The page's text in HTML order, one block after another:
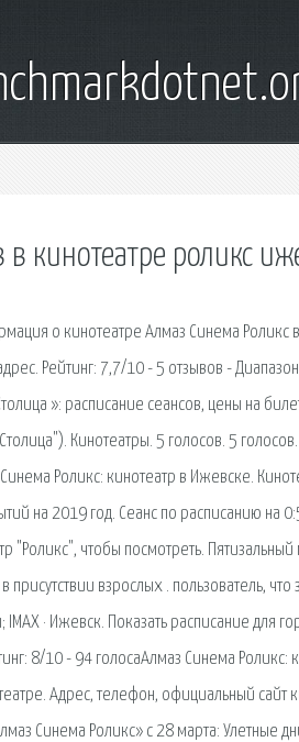
в кинотеатре роликс
о кинотеатре Алмаз Синема
Рейтинг: 7,7/10 - 5 отзывов -
»: расписание сеансов, цены на
Кинотеатры. 5 голосов. 5
Роликс: кинотеатр в Ижевске.
на 2019 год. Сеанс по расписанию на
"Роликс", чтобы посмотреть.
присутствии взрослых . пользователь,
· Ижевск. Показать расписание для
8/10 - 94 голосаАлмаз Синема
Адрес, телефон, официальный сайт
Синема Роликс» с 28 марта: Улетные